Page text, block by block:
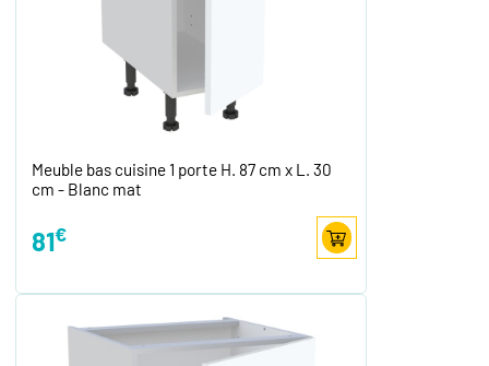
Meuble bas cuisine 1 porte H. 87 cm x L. 30
cm - Blanc mat
81€